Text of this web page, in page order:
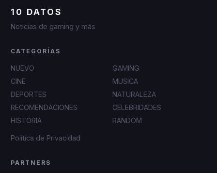
10 DATOS
Noticias de gaming y más
CATEGORÍAS
NUEVO
GAMING
CINE
MUSICA
DEPORTES
NATURALEZA
RECOMENDACIONES
CELEBRIDADES
HISTORIA
RANDOM
Política de Privacidad
PARTNERS